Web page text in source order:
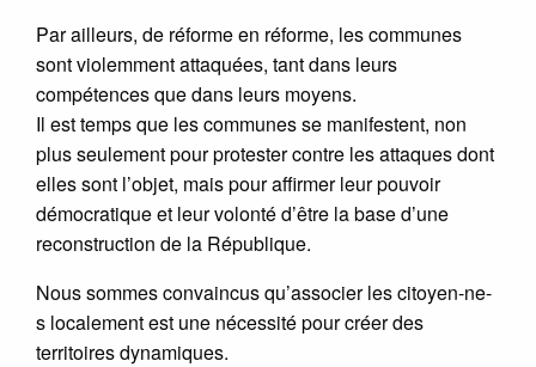
Par ailleurs, de réforme en réforme, les communes
sont violemment attaquées, tant dans leurs
compétences que dans leurs moyens.
Il est temps que les communes se manifestent, non
plus seulement pour protester contre les attaques dont
elles sont l’objet, mais pour affirmer leur pouvoir
démocratique et leur volonté d’être la base d’une
reconstruction de la République.
Nous sommes convaincus qu’associer les citoyen-ne-
s localement est une nécessité pour créer des
territoires dynamiques.